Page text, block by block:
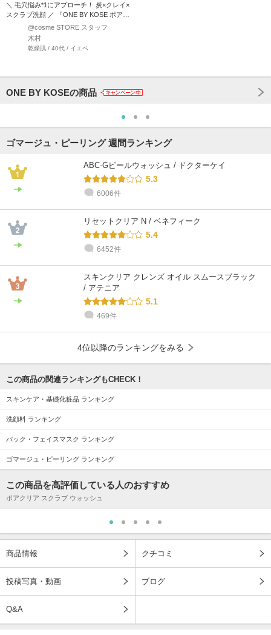
＼ 毛穴悩み*1にアプローチ！ 炭×クレイ×
スクラブ洗顔 ／ 『ONE BY KOSE ポアク
@cosme STORE スタッフ
木村
乾燥肌 / 40代 / イエベ
ONE BY KOSEの商品
ゴマージュ・ピーリング 週間ランキング
ABC-Gピールウォッシュ / ドクターケイ
5.3
6006件
リセットクリア N / ベネフィーク
5.4
6452件
スキンクリア クレンズ オイル スムースブラック
/ アテニア
5.1
469件
4位以降のランキングをみる
この商品の関連ランキングもCHECK！
スキンケア・基礎化粧品 ランキング
洗顔料 ランキング
パック・フェイスマスク ランキング
ゴマージュ・ピーリング ランキング
この商品を高評価している人のおすすめ
ポアクリア スクラブ ウォッシュ
商品情報 クチコミ
投稿写真・動画 ブログ
Q&A